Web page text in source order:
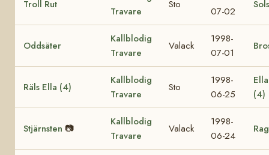
Troll Rut
Travare
Sto
07-02
Oddsäter
Kallblodig
Travare
Valack
1998-
07-01
Räls Ella (4)
Kallblodig
Travare
Sto
1998-
06-25
(4)
Stjärnsten 📷
Kallblodig
Travare
Valack
1998-
06-24